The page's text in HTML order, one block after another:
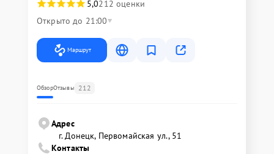
5,0212 оценки
Открыто до 21:00
Маршрут
ОбзорОтзывы 212
Адрес
г. Донецк, Первомайская ул., 51
Контакты